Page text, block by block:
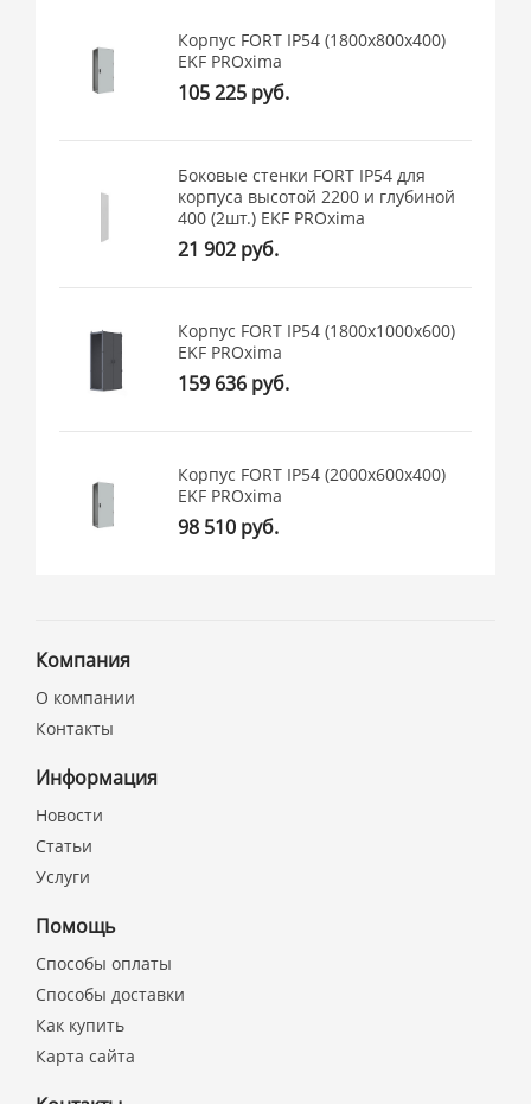
Корпус FORT IP54 (1800x800x400)
EKF PROxima
105 225 руб.
Боковые стенки FORT IP54 для
корпуса высотой 2200 и глубиной
400 (2шт.) EKF PROxima
21 902 руб.
Корпус FORT IP54 (1800x1000x600)
EKF PROxima
159 636 руб.
Корпус FORT IP54 (2000x600x400)
EKF PROxima
98 510 руб.
Компания
О компании
Контакты
Информация
Новости
Статьи
Услуги
Помощь
Способы оплаты
Способы доставки
Как купить
Карта сайта